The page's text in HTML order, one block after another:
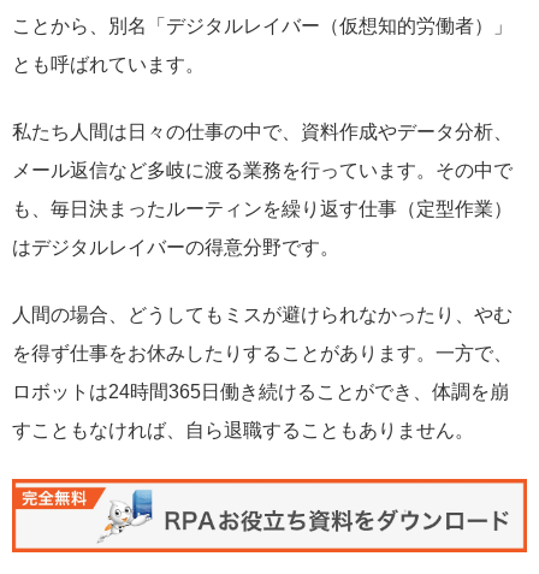
ことから、別名「デジタルレイバー（仮想知的労働者）」
とも呼ばれています。
私たち人間は日々の仕事の中で、資料作成やデータ分析、
メール返信など多岐に渡る業務を行っています。その中で
も、毎日決まったルーティンを繰り返す仕事（定型作業）
はデジタルレイバーの得意分野です。
人間の場合、どうしてもミスが避けられなかったり、やむ
を得ず仕事をお休みしたりすることがあります。一方で、
ロボットは24時間365日働き続けることができ、体調を崩
すこともなければ、自ら退職することもありません。